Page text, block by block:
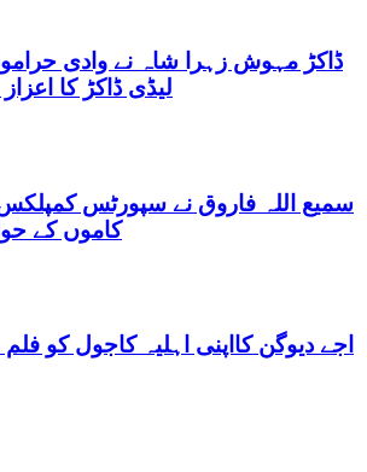
ڈاکڑ مہوش زہرا شاہ نے وادی
لیڈی ڈاکڑ کا
سمیع اللہ فاروق نے سپورٹس کمپلکس
کاموں کے
اجے دیوگن کااپنی اہلیہ کاجول کو